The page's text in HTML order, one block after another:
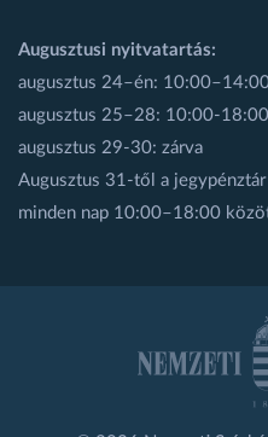
Augusztusi nyitvatartás:
augusztus 24–én:
augusztus 25–28: 10:00-18:00
augusztus 29-30: zárva
Augusztus 31-től a
minden nap 10:00–18:00